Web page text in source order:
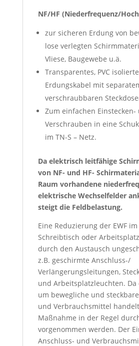
NF/HF (Niederfrequenz/
zur sicheren Erdung von
lose verlegten
Vliese, Baugewebe u.ä.
Transparentes, PVC
Erdungskabel mit
verschraubbaren
Zum einfachen Einstecken-
Verschrauben in eine
im TN-S – Netz.
Da elektrisch leitfähige
von NF- und HF-
Raum vorhandene
elektrische Wechselfelder
steigt die Feldbelastung.
Eine Reduzierung der EWF
Schreibtisch oder
durch den Austausch
z.B. geschirmte Anschluss-/
Verlängerungsleitungen,
und Arbeitsplatzleuchten. Da
um bewegliche und
und Verbrauchsmittel
Maßnahme in der Regel
vorgenommen werden. Der
Anschluss- und